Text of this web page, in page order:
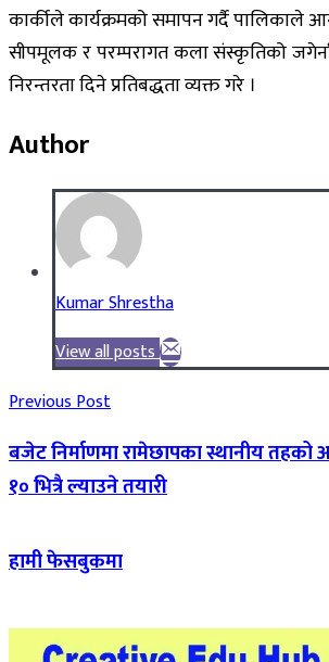
कार्कीले कार्यक्रमको समापन गर्दै पालिकाले
सीपमूलक र परम्परागत कला संस्कृतिको
निरन्तरता दिने प्रतिबद्धता व्यक्त गरे ।
Author
Kumar Shrestha
View all posts
Previous Post
बजेट निर्माणमा रामेछापका स्थानीय
१० भित्रै ल्याउने तयारी
हामी फेसबुकमा